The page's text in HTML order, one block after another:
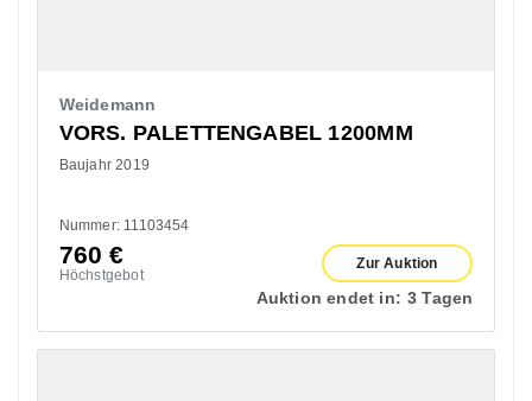
Weidemann
VORS. PALETTENGABEL 1200MM
Baujahr 2019
Nummer: 11103454
760€
Höchstgebot
Zur Auktion
Auktion endet in: 3 Tagen